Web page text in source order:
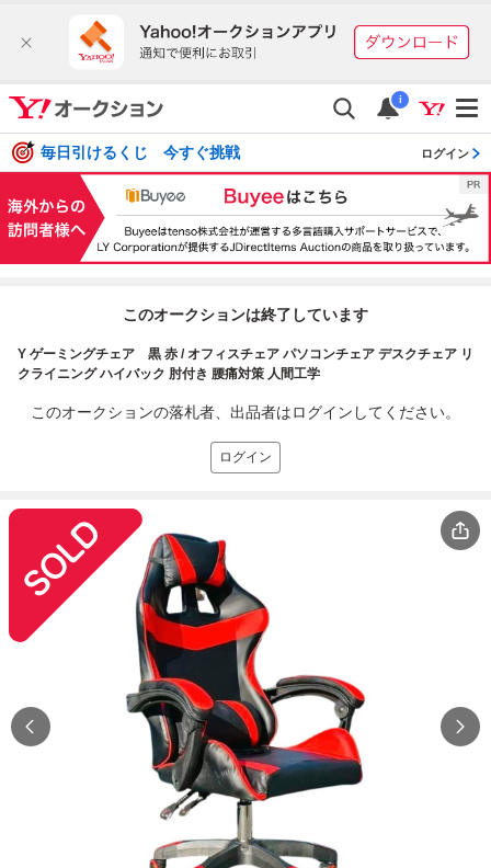
i
毎日引けるくじ 今すぐ挑戦 ログイン
このオークションは終了しています
Y ゲーミングチェア 黒 赤 / オフィスチェア パソコンチェア デスクチェア リ
クライニング ハイバック 肘付き 腰痛対策 人間工学
このオークションの落札者、出品者はログインしてください。
ログイン